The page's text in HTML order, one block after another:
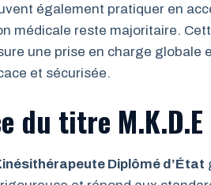
également pratiquer en
médicale reste majoritaire.
une prise en charge globale
et sécurisée.
du titre M.K.D.E
Diplômé d’État